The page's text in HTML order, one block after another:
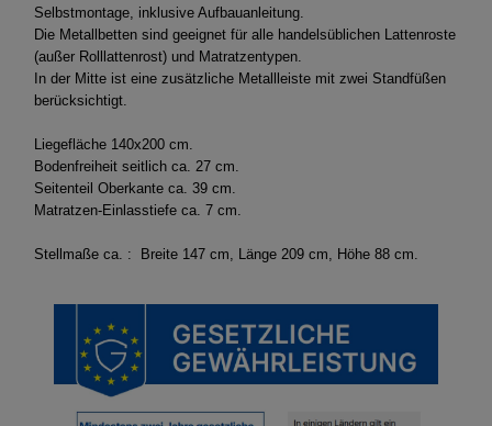
Selbstmontage, inklusive Aufbauanleitung.
Die Metallbetten sind geeignet für alle handelsüblichen Lattenroste
(außer Rolllattenrost) und Matratzentypen.
In der Mitte ist eine zusätzliche Metallleiste mit zwei Standfüßen
berücksichtigt.
Liegefläche 140x200 cm.
Bodenfreiheit seitlich ca. 27 cm.
Seitenteil Oberkante ca. 39 cm.
Matratzen-Einlasstiefe ca. 7 cm.
Stellmaße ca. : Breite 147 cm, Länge 209 cm, Höhe 88 cm.